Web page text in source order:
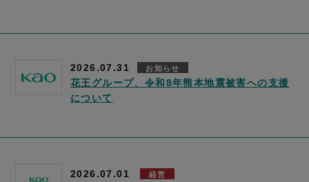
2026.07.31 お知らせ
花王グループ、令和8年熊本地震被害への支援
について
2026.07.01 経営